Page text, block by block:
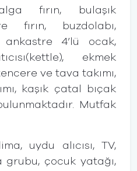
fırın, bulaşık
fırın, buzdolabı,
ankastre 4’lü ocak,
ekmek
ve tava takımı,
kaşık çatal bıçak
Mutfak
uydu alıcısı, TV,
grubu, çocuk yatağı,